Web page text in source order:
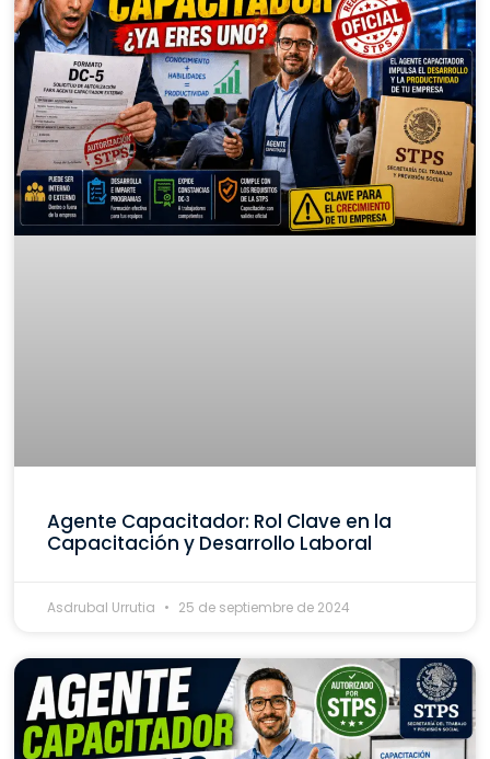
Agente Capacitador: Rol Clave en la
Capacitación y Desarrollo Laboral
Asdrubal Urrutia 25 de septiembre de 2024